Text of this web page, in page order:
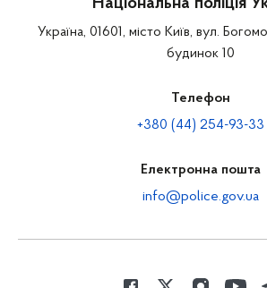
Національна поліція
Україна, 01601, місто Київ, вул.
будинок 10
Телефон
+380 (44) 254-93-33
Електронна пошта
info@police.gov.ua